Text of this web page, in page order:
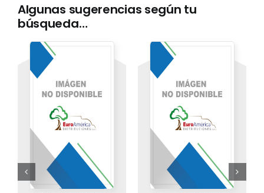
común
Algunas sugerencias según tu
búsqueda…